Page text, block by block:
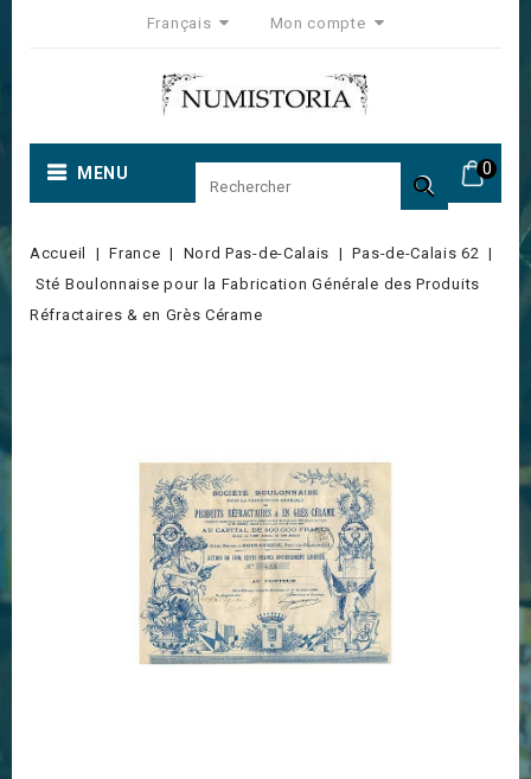
Français Mon compte
0
MENU 
Accueil France Nord Pas-de-Calais
Pas-de-Calais 62
Sté Boulonnaise pour la Fabrication Générale des Produits
Réfractaires & en Grès Cérame